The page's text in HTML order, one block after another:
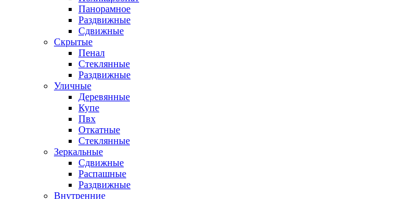
Панорамное
Раздвижные
Сдвижные
Скрытые
Пенал
Стеклянные
Раздвижные
Уличные
Деревянные
Купе
Пвх
Откатные
Стеклянные
Зеркальные
Сдвижные
Распашные
Раздвижные
Внутренние